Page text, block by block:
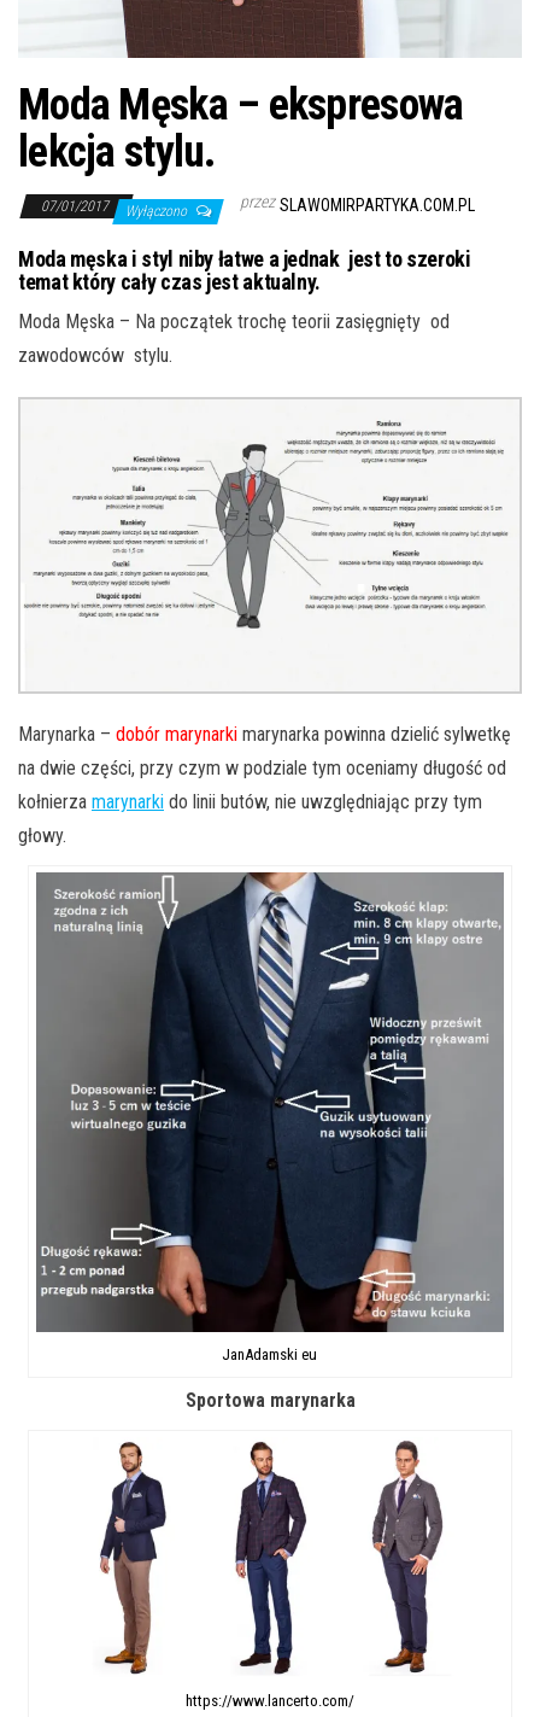
Moda Męska – ekspresowa
lekcja stylu.
07/01/2017 Wyłączono przez SLAWOMIRPARTYKA.COM.PL
Moda męska i styl niby łatwe a jednak jest to szeroki
temat który cały czas jest aktualny.
Moda Męska – Na początek trochę teorii zasięgnięty od
zawodowców stylu.
Marynarka – dobór marynarki marynarka powinna dzielić sylwetkę
na dwie części, przy czym w podziale tym oceniamy długość od
kołnierza marynarki do linii butów, nie uwzględniając przy tym
głowy.
JanAdamski eu
Sportowa marynarka
https://www.lancerto.com/